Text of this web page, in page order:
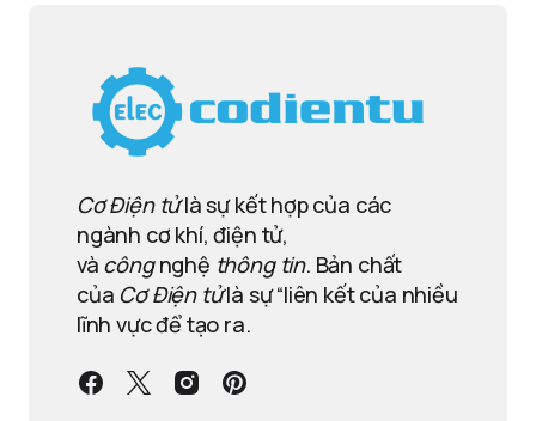
Cơ Điện tửlà sự kết hợp của các
ngành cơ khí, điện tử,
và côngnghệ thông tin. Bản chất
của Cơ Điện tửlà sự “liên kết của nhiều
lĩnh vực để tạo ra.